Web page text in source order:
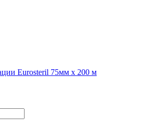
Eurosteril 75мм х 200 м